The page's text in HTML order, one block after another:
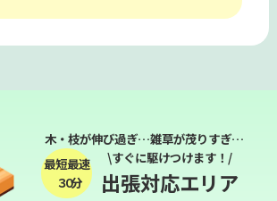
木・枝が伸び過ぎ…雑草が茂りすぎ…
最短最速
３０分
\すぐに駆けつけます！/
出張対応エリア